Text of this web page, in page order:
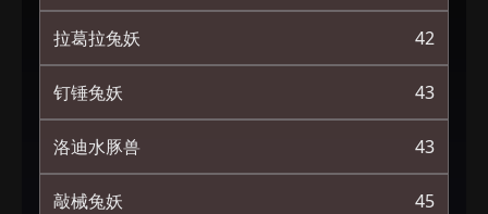
拉葛拉兔妖 42
钉锤兔妖 43
洛迪水豚兽 43
敲械兔妖 45